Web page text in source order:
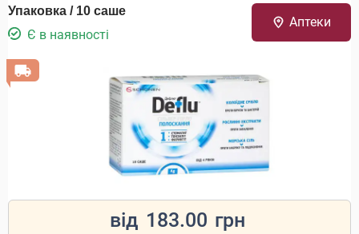
Упаковка / 10 саше
Є в наявності
Аптеки
від 183.00 грн